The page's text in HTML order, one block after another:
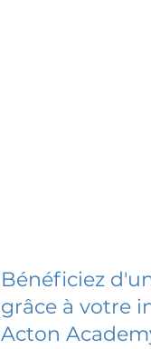
Bénéficiez
grâce à votre
Acton